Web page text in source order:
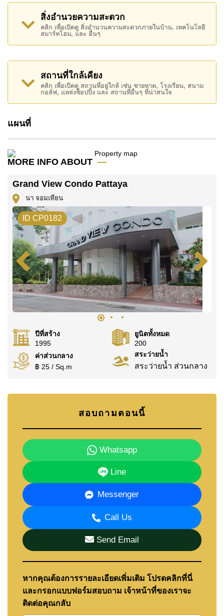
ส่วนกลาง ได้แก่ ฟิสเนส, ห้องสมุด, รปภ.24ชม.
สถานที่สำคัญใกล้ Grand View Condo Pattaya ได้แก่:
ติดชายหาด, ใกล้ทางด่วนมอเตอร์เวย์หรือทางหลวง ,
Columbia Pictures Aquaverse Water Park, Nong
รีสอร์ท , รพ.กรุงเทพจอมเทียน, โรงพยาบาลสมเด็จ
พระนางเจ้าสิริกิติ์
โฉนดที่ดินของอสังหาริมทรัพย์นี้อยู่ภายใต้กรรมสิทธิ์ ชื่อ
ต่างชาติ โดยมี ผู้ซื้อจ่ายค่าธรรมเนีนมการโอนทั้งหมด
ค้นพบโอกาสในการทำให้ที่อยู่อาศัยนี้เป็นบ้านในฝันของ
ติดต่อ Cornerstone Real Estate โทร +6638411250
หรือ อีเมลinfo@cornerstone.co.th
WhatsApp ของสำนักงาน: +66807945904 และ LINE:
@cornerstonepattaya
สิ่งอำนวยความสะดวก
คลิก เพื่อเปิดดู สิ่งอำนวนความสะดวกภายในบ้าน. เทคโนโลยี
สมาร์ทโฮม, และ อื่นๆ
สถานที่ใกล้เคียง
คลิก เพื่อเปิดดู สถานที่อยู่ใกล้ เช่น ชายหาด, โรงเรียน, สนาม
กอล์ฟ, แหล่งช็อปปิ้ง และ สถานที่อื่นๆ ที่น่าสนใจ
แผนที่
MORE INFO ABOUT
Grand View Condo Pattaya
นา จอมเทียน
ID CP0182
ปีที่สร้าง
1995
ยูนิตทั้งหมด
200
ค่าส่วนกลาง
฿ 25 / Sq.m
สระว่ายน้ำ
สระว่ายน้ำ ส่วนกลาง
สอบถามตอนนี้
Whatsapp
Line
Messenger
Call Us
Send Email
หากคุณต้องการรายละเอียดเพิ่มเติม โปรดคลิกที่นี่
และกรอกแบบฟอร์มสอบถาม เจ้าหน้าที่ของเราจะ
ติดต่อคุณกลับ